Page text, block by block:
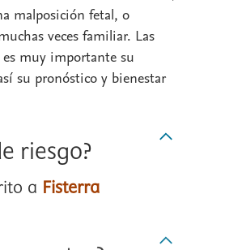
malposición fetal, o
veces familiar. Las
muy importante su
su pronóstico y bienestar
riesgo?
a Fisterra